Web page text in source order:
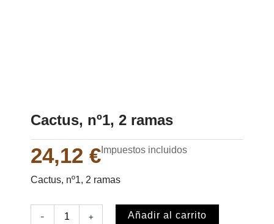
Cactus, nº1, 2 ramas
24,12 € Impuestos incluidos
Cactus, nº1, 2 ramas
- + Añadir al carrito